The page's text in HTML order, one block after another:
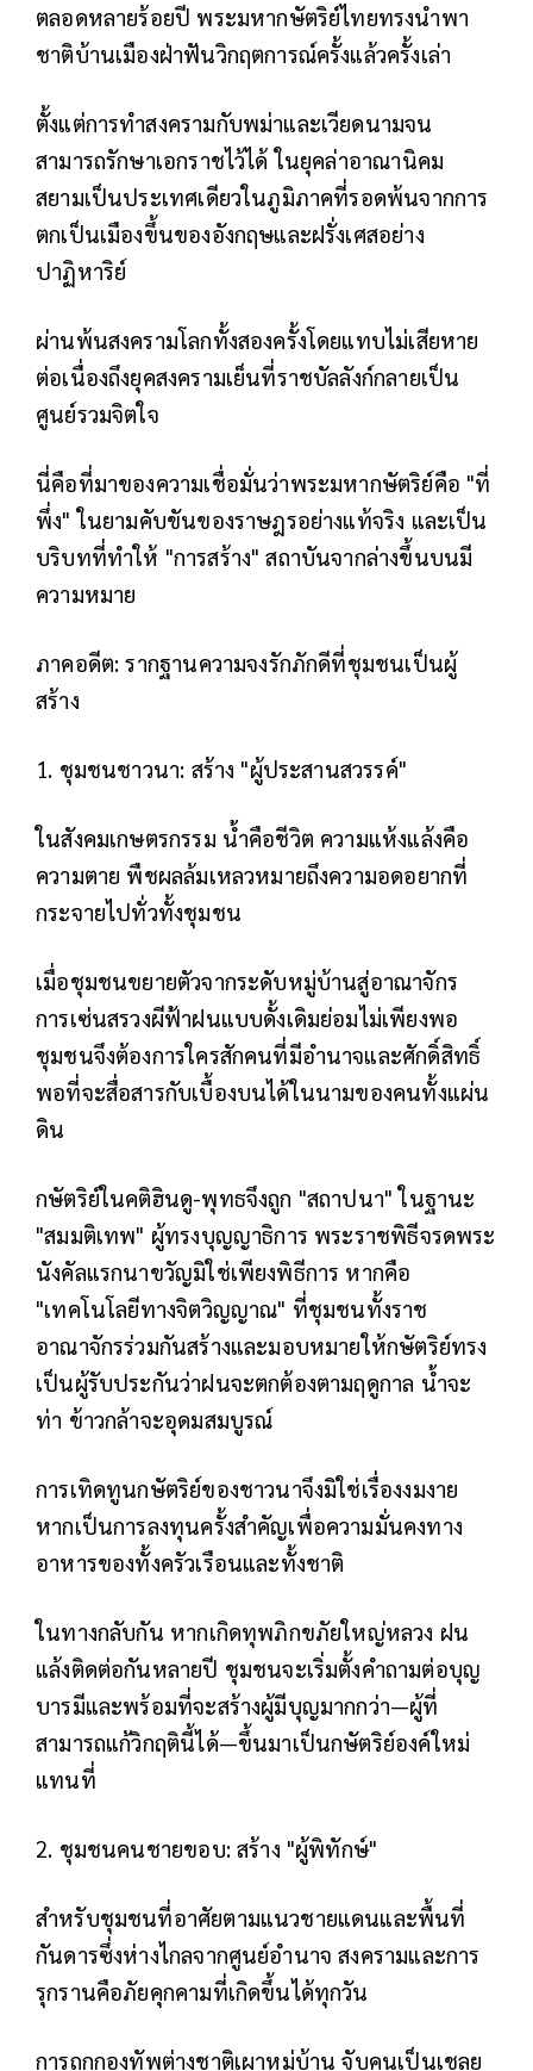
ตลอดหลายร้อยปี พระมหากษัตริย์ไทยทรงนำพา
ชาติบ้านเมืองฝ่าฟันวิกฤตการณ์ครั้งแล้วครั้งเล่า
ตั้งแต่การทำสงครามกับพม่าและเวียดนามจน
สามารถรักษาเอกราชไว้ได้ ในยุคล่าอาณานิคม
สยามเป็นประเทศเดียวในภูมิภาคที่รอดพ้นจากการ
ตกเป็นเมืองขึ้นของอังกฤษและฝรั่งเศสอย่าง
ปาฏิหาริย์
ผ่านพ้นสงครามโลกทั้งสองครั้งโดยแทบไม่เสียหาย
ต่อเนื่องถึงยุคสงครามเย็นที่ราชบัลลังก์กลายเป็น
ศูนย์รวมจิตใจ
นี่คือที่มาของความเชื่อมั่นว่าพระมหากษัตริย์คือ "ที่
พึ่ง" ในยามคับขันของราษฎรอย่างแท้จริง และเป็น
บริบทที่ทำให้ "การสร้าง" สถาบันจากล่างขึ้นบนมี
ความหมาย
ภาคอดีต: รากฐานความจงรักภักดีที่ชุมชนเป็นผู้
สร้าง
1. ชุมชนชาวนา: สร้าง "ผู้ประสานสวรรค์"
ในสังคมเกษตรกรรม น้ำคือชีวิต ความแห้งแล้งคือ
ความตาย พืชผลล้มเหลวหมายถึงความอดอยากที่
กระจายไปทั่วทั้งชุมชน
เมื่อชุมชนขยายตัวจากระดับหมู่บ้านสู่อาณาจักร
การเซ่นสรวงผีฟ้าฝนแบบดั้งเดิมย่อมไม่เพียงพอ
ชุมชนจึงต้องการใครสักคนที่มีอำนาจและศักดิ์สิทธิ์
พอที่จะสื่อสารกับเบื้องบนได้ในนามของคนทั้งแผ่น
ดิน
กษัตริย์ในคติฮินดู-พุทธจึงถูก "สถาปนา" ในฐานะ
"สมมติเทพ" ผู้ทรงบุญญาธิการ พระราชพิธีจรดพระ
นังคัลแรกนาขวัญมิใช่เพียงพิธีการ หากคือ
"เทคโนโลยีทางจิตวิญญาณ" ที่ชุมชนทั้งราช
อาณาจักรร่วมกันสร้างและมอบหมายให้กษัตริย์ทรง
เป็นผู้รับประกันว่าฝนจะตกต้องตามฤดูกาล น้ำจะ
ท่า ข้าวกล้าจะอุดมสมบูรณ์
การเทิดทูนกษัตริย์ของชาวนาจึงมิใช่เรื่องงมงาย
หากเป็นการลงทุนครั้งสำคัญเพื่อความมั่นคงทาง
อาหารของทั้งครัวเรือนและทั้งชาติ
ในทางกลับกัน หากเกิดทุพภิกขภัยใหญ่หลวง ฝน
แล้งติดต่อกันหลายปี ชุมชนจะเริ่มตั้งคำถามต่อบุญ
บารมีและพร้อมที่จะสร้างผู้มีบุญมากกว่า—ผู้ที่
สามารถแก้วิกฤตินี้ได้—ขึ้นมาเป็นกษัตริย์องค์ใหม่
แทนที่
2. ชุมชนคนชายขอบ: สร้าง "ผู้พิทักษ์"
สำหรับชุมชนที่อาศัยตามแนวชายแดนและพื้นที่
กันดารซึ่งห่างไกลจากศูนย์อำนาจ สงครามและการ
รุกรานคือภัยคุกคามที่เกิดขึ้นได้ทุกวัน
การถูกกองทัพต่างชาติเผาหมู่บ้าน จับคนเป็นเชลย